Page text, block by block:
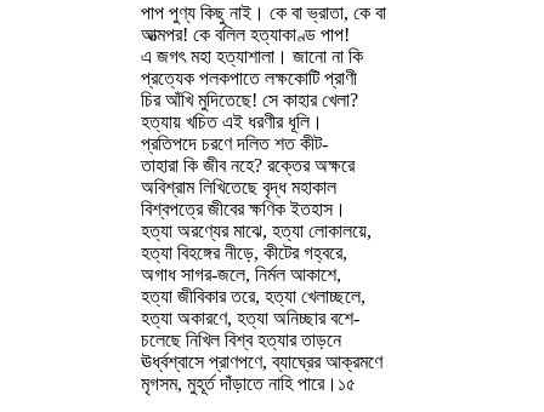
পাপ পুণ্য কিছু নাই। কে বা ভ্রাতা, কে বা
আত্মপর! কে বলিল হত্যাকাণ্ড পাপ!
এ জগৎ মহা হত্যাশালা। জানো না কি
প্রত্যেক পলকপাতে লক্ষকোটি প্রাণী
চির আঁখি মুদিতেছে! সে কাহার খেলা?
হত্যায় খচিত এই ধরণীর ধূলি।
প্রতিপদে চরণে দলিত শত কীট-
তাহারা কি জীব নহে? রক্তের অক্ষরে
অবিশ্রাম লিখিতেছে বৃদ্ধ মহাকাল
বিশ্বপত্রে জীবের ক্ষণিক ইতহাস।
হত্যা অরণ্যের মাঝে, হত্যা লোকালয়ে,
হত্যা বিহঙ্গের নীড়ে, কীটের গহ্বরে,
অগাধ সাগর-জলে, নির্মল আকাশে,
হত্যা জীবিকার তরে, হত্যা খেলাচ্ছলে,
হত্যা অকারণে, হত্যা অনিচ্ছার বশে-
চলেছে নিখিল বিশ্ব হত্যার তাড়নে
ঊর্ধ্বশ্বাসে প্রাণপণে, ব্যাঘ্রের আক্রমণে
মৃগসম, মুহূর্ত দাঁড়াতে নাহি পারে।১৫